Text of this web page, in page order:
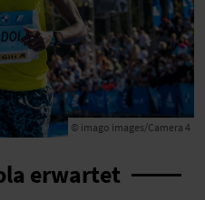
© imago images/Camera 4
erwartet